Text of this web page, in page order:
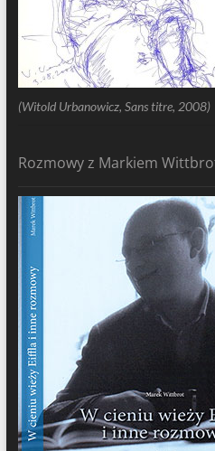
(Witold Urbanowicz, Sans titre, 2008)
Rozmowy z Markiem